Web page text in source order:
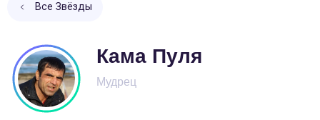
Все Звёзды
Кама Пуля
Мудрец